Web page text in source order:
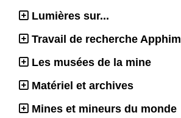
Lumières sur...
Travail de recherche Apphim
Les musées de la mine
Matériel et archives
Mines et mineurs du monde